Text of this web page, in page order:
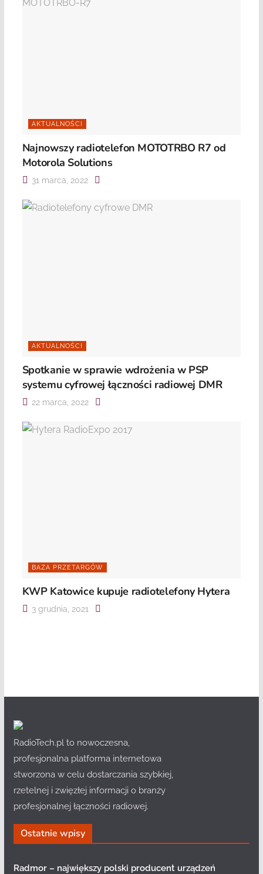
AKTUALNOŚCI
Najnowszy radiotelefon MOTOTRBO R7 od
Motorola Solutions
31 marca, 2022
AKTUALNOŚCI
Spotkanie w sprawie wdrożenia w PSP
systemu cyfrowej łączności radiowej DMR
22 marca, 2022
BAZA PRZETARGÓW
KWP Katowice kupuje radiotelefony Hytera
3 grudnia, 2021
RadioTech.pl to nowoczesna,
profesjonalna platforma internetowa
stworzona w celu dostarczania szybkiej,
rzetelnej i zwięzłej informacji o branży
profesjonalnej łączności radiowej.
Ostatnie wpisy
Radmor – największy polski producent urządzeń